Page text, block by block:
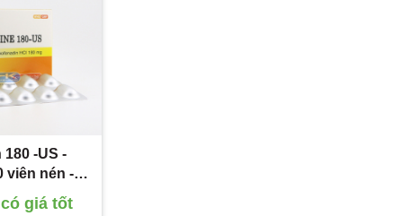
gan-US -
viên nén -
HCl
giá tốt